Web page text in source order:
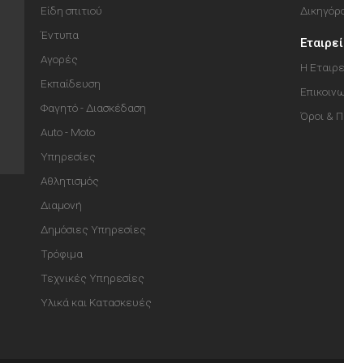
Είδη σπιτιού
Έντυπα
Αγορές
Εκπαίδευση
Φαγητό - Διασκέδαση
Auto - Moto
Υπηρεσίες
Αθλητισμός
Διαμονή
Δημόσιες Υπηρεσίες
Τρόφιμα
Τεχνικές Υπηρεσίες
Υλικά και Κατασκευές
Η
Όροι &